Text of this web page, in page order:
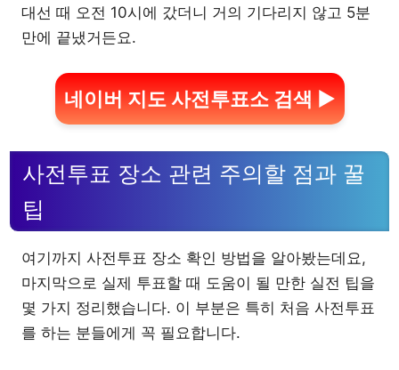
대선 때 오전 10시에 갔더니 거의 기다리지 않고 5분
만에 끝냈거든요.
네이버 지도 사전투표소 검색 ▶
사전투표 장소 관련 주의할 점과 꿀
팁
여기까지 사전투표 장소 확인 방법을 알아봤는데요,
마지막으로 실제 투표할 때 도움이 될 만한 실전 팁을
몇 가지 정리했습니다. 이 부분은 특히 처음 사전투표
를 하는 분들에게 꼭 필요합니다.